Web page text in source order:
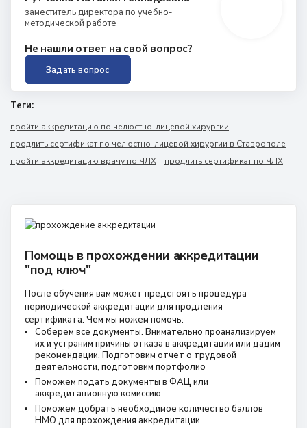
заместитель директора по учебно-
методической работе
Не нашли ответ на свой вопрос?
Задать вопрос
Теги:
пройти аккредитацию по челюстно-лицевой хирургии
продлить сертификат по челюстно-лицевой хирургии в Ставрополе
пройти аккредитацию врачу по ЧЛХ
продлить сертификат по ЧЛХ
Помощь в прохождении аккредитации
"под ключ"
После обучения вам может предстоять процедура
периодической аккредитации для продления
сертификата. Чем мы можем помочь:
Соберем все документы. Внимательно проанализируем
их и устраним причины отказа в аккредитации или дадим
рекомендации. Подготовим отчет о трудовой
деятельности, подготовим портфолио
Поможем подать документы в ФАЦ или
аккредитационную комиссию
Поможем добрать необходимое количество баллов
НМО для прохождения аккредитации